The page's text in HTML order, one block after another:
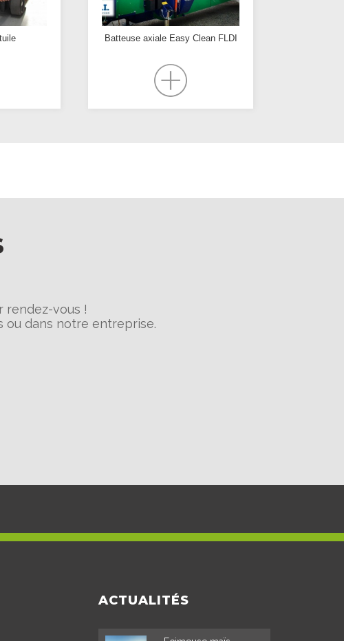
Batteuse axiale Easy Clean FLDI
rendez-vous !
ou dans notre entreprise.
ACTUALITÉS